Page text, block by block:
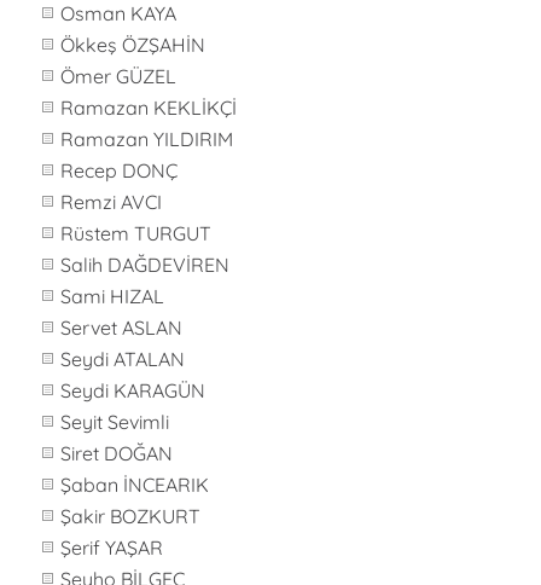
Osman KAYA
Ökkeş ÖZŞAHİN
Ömer GÜZEL
Ramazan KEKLİKÇİ
Ramazan YILDIRIM
Recep DONÇ
Remzi AVCI
Rüstem TURGUT
Salih DAĞDEVİREN
Sami HIZAL
Servet ASLAN
Seydi ATALAN
Seydi KARAGÜN
Seyit Sevimli
Siret DOĞAN
Şaban İNCEARIK
Şakir BOZKURT
Şerif YAŞAR
Şeyho BİLGEÇ